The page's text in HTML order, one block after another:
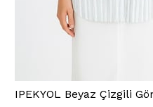
IPEKYOL Beyaz Çizgili